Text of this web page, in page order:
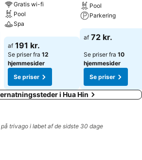
Gratis wi-fi
Pool
Spa
Se priser
af 191 kr.
Se priser fra 12
hjemmesider
Se priser
Pool
Parkering
Se priser
af 72 kr.
Se priser fra 10
hjemmesider
Se priser
i Hua Hin
trivago i løbet af de sidste 30 dage